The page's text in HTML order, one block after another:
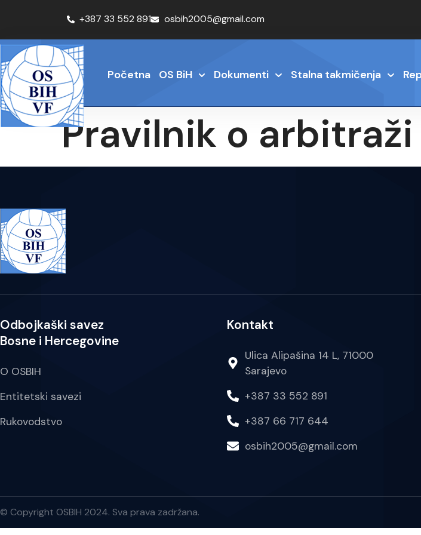
+387 33 552 891 osbih2005@gmail.com
Početna OS BiH Dokumenti Stalna takmičenja
Pravilnik o arbitraži
Odbojkaški savez
Bosne i Hercegovine
O OSBIH
Entitetski savezi
Rukovodstvo
Kontakt
Ulica Alipašina 14 L, 71000
Sarajevo
+387 33 552 891
+387 66 717 644
osbih2005@gmail.com
© Copyright OSBIH 2024. Sva prava zadržana.